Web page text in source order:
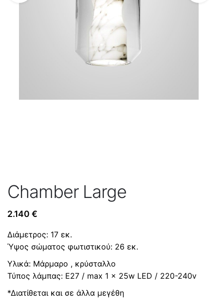
Chamber Large
2.140 €
Διάμετρος: 17 εκ.
Ύψος σώματος φωτιστικού: 26 εκ.
Υλικά: Μάρμαρο , κρύσταλλο
Τύπος λάμπας: E27 / max 1 x 25w LED / 220-240v
*Διατίθεται και σε άλλα μεγέθη